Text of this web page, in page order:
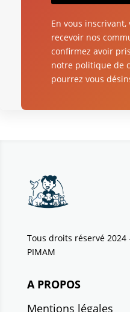
En vous inscrivant,
recevoir nos
confirmez avoir
notre politique de
pourrez vous
Tous droits réservé 2024
PIMAM
A PROPOS
Mentions légales